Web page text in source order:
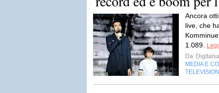
Ancora
live, che
1.089.
Da
MEDIA E